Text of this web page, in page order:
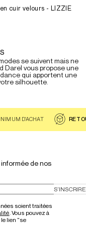
à talon en cuir - LIZ
la taille pour le
cuir velours - LIZZIE
une couleur pour
se suivent mais ne
Darel vous propose une
qui apportent une
silhouette.
D'ACHAT
de nos
soient traitées
. Vous pouvez à
lien "se
S'INSCRIRE